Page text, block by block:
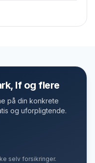
If og flere
på din konkrete
og uforpligtende.
selv forsikringer.